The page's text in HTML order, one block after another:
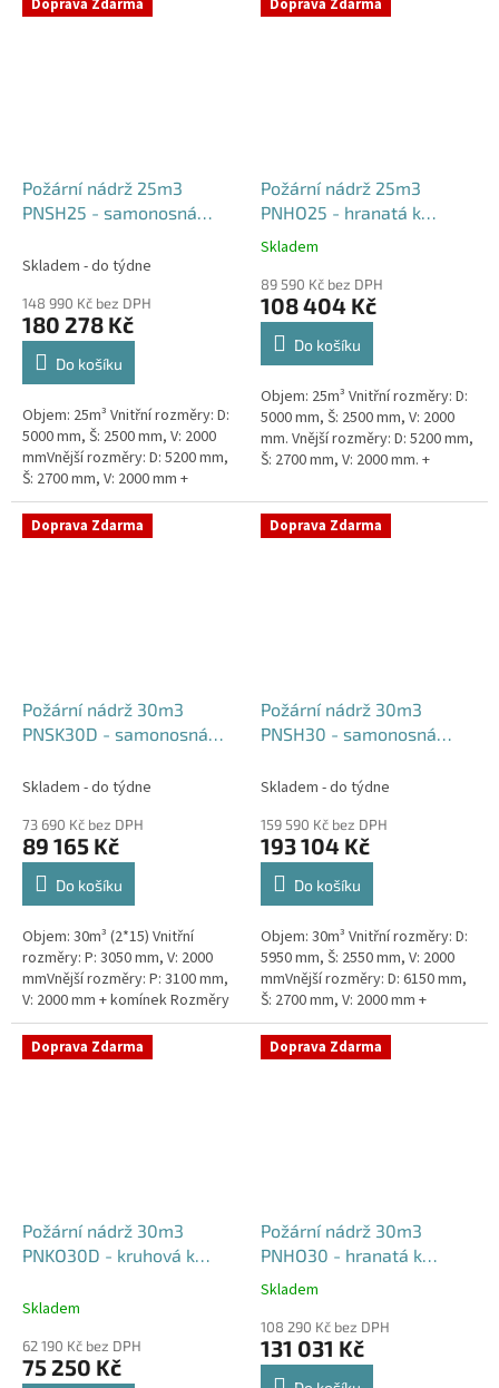
Doprava Zdarma
Požární nádrž 25m3
PNSH25 - samonosná
Skladem - do týdne
148 990 Kč bez DPH
180 278 Kč
Do košíku
Objem: 25m³ Vnitřní rozměry: D:
5000 mm, Š: 2500 mm, V: 2000
mmVnější rozměry: D: 5200 mm,
Š: 2700 mm, V: 2000 mm +
komínek Běžná doba dodání 2-3
týdny od objednávky. Rozměry...
Doprava Zdarma
Požární nádrž 25m3
PNHO25 - hranatá k
obetonování
Průměrné
produktu
je
5,0
hvězdiček.
Skladem
89 590 Kč bez DPH
108 404 Kč
Do košíku
Objem: 25m³ Vnitřní rozměry: D:
5000 mm, Š: 2500 mm, V: 2000
mm. Vnější rozměry: D: 5200 mm,
Š: 2700 mm, V: 2000 mm. +
týdny od objednávky....
Doprava Zdarma
Požární nádrž 30m3
PNSK30D - samonosná
Skladem - do týdne
73 690 Kč bez DPH
89 165 Kč
Do košíku
Objem: 30m³ (2*15) Vnitřní
rozměry: P: 3050 mm, V: 2000
mmVnější rozměry: P: 3100 mm,
V: 2000 mm + komínek Rozměry
nádrže možno jakkoliv upravit -
vyrobíme nádrž na...
Doprava Zdarma
Požární nádrž 30m3
PNSH30 - samonosná
Skladem - do týdne
159 590 Kč bez DPH
193 104 Kč
Do košíku
Objem: 30m³ Vnitřní rozměry: D:
5950 mm, Š: 2550 mm, V: 2000
mmVnější rozměry: D: 6150 mm,
Š: 2700 mm, V: 2000 mm +
komínek Běžná doba dodání 2-3
týdny od objednávky. Rozměry...
Doprava Zdarma
Požární nádrž 30m3
PNKO30D - kruhová k
Skladem
62 190 Kč bez DPH
75 250 Kč
Doprava Zdarma
Požární nádrž 30m3
PNHO30 - hranatá k
obetonování
Průměrné
produktu
je
5,0
Skladem
108 290 Kč bez DPH
131 031 Kč